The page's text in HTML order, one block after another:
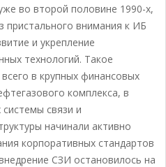
во второй половине 1990-х,
пристального внимания к ИБ
и укрепление
технологий. Такое
в крупных финансовых
комплекса, в
связи и
начинали активно
корпоративных стандартов
СЗИ остановилось на